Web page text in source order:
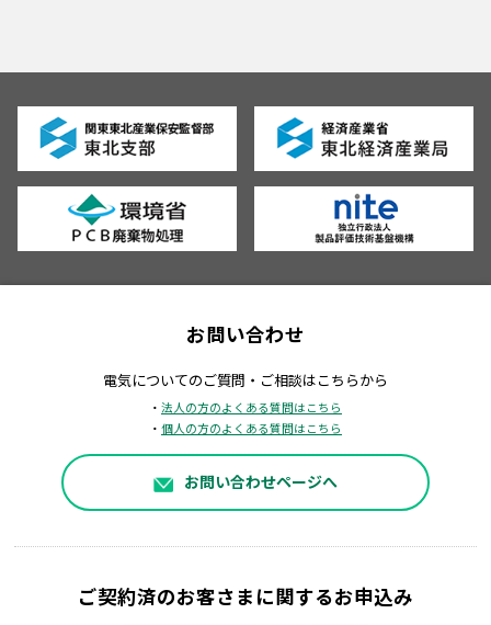
お問い合わせ
電気についてのご質問・ご相談はこちらから
・ 法人の方のよくある質問はこちら
・ 個人の方のよくある質問はこちら
お問い合わせページへ
ご契約済のお客さまに関するお申込み